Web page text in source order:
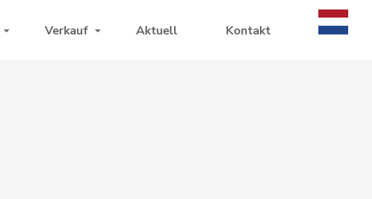
Verkauf Aktuell Kontakt